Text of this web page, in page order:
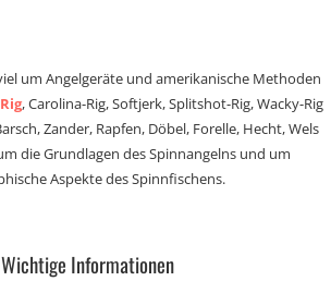
um Angelgeräte und amerikanische Methoden
, Carolina-Rig, Softjerk, Splitshot-Rig, Wacky-Rig
Zander, Rapfen, Döbel, Forelle, Hecht, Wels
die Grundlagen des Spinnangelns und um
Aspekte des Spinnfischens.
Wichtige Informationen